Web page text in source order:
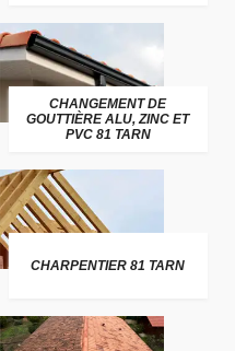
CHANGEMENT DE
GOUTTIÈRE ALU, ZINC ET
PVC 81 TARN
CHARPENTIER 81 TARN